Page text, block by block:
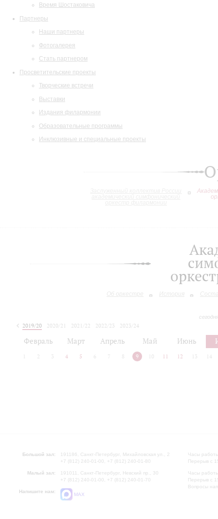
Время Шостаковича
Партнеры
Наши партнеры
Фотогалерея
Стать партнером
Просветительские проекты
Творческие встречи
Выставки
Издания филармонии
Образовательные программы
Инклюзивные и специальные проекты
Об оркестре История
2019/20 2020/21 2021/22 2022/23
2023/24
Февраль Март Апрель Май Июнь
2 3 4 5 6 7 8 9 10 11 12 13 14
Большой зал:
191186, Санкт-Петербург, Михайловская ул., 2
+7 (812) 240-01-00, +7 (812) 240-01-80
Малый зал:
191011, Санкт-Петербург, Невский пр., 30
+7 (812) 240-01-00, +7 (812) 240-01-70
Напишите нам:
MAX
Часы
Перерыв с
Часы
Перерыв с
Вопросы